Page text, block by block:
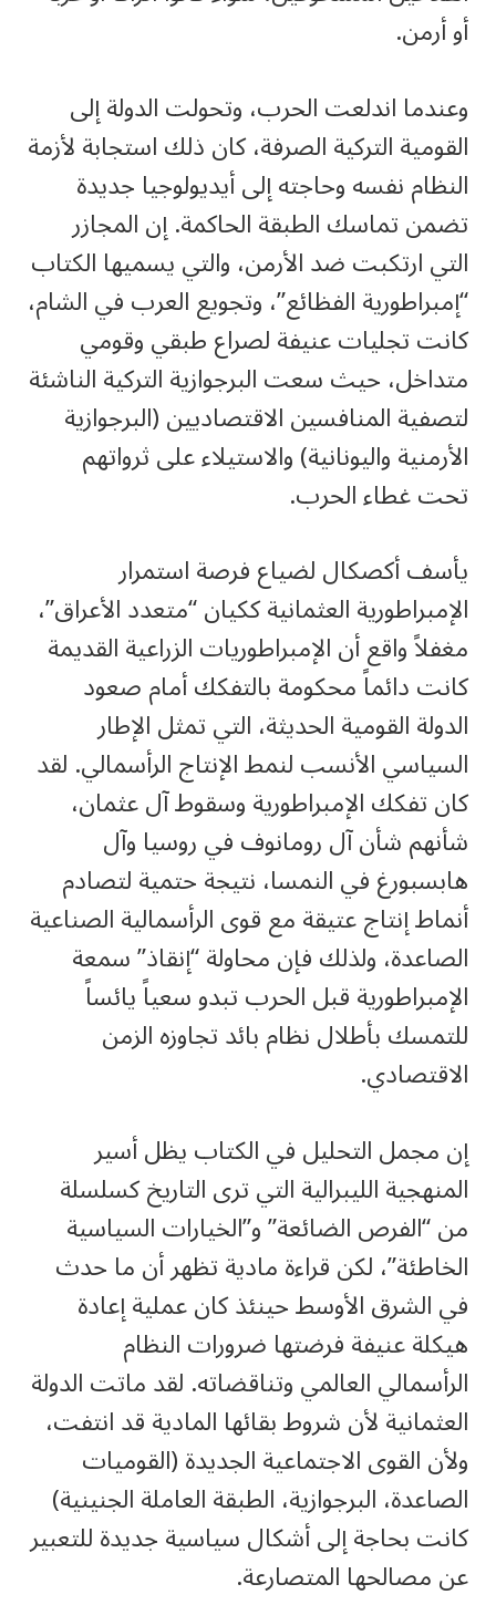
أو أرمن.
وعندما اندلعت الحرب، وتحولت الدولة إلى
القومية التركية الصرفة، كان ذلك استجابة لأزمة
النظام نفسه وحاجته إلى أيديولوجيا جديدة
تضمن تماسك الطبقة الحاكمة. إن المجازر
التي ارتكبت ضد الأرمن، والتي يسميها الكتاب
“إمبراطورية الفظائع”، وتجويع العرب في الشام،
كانت تجليات عنيفة لصراع طبقي وقومي
متداخل، حيث سعت البرجوازية التركية الناشئة
لتصفية المنافسين الاقتصاديين (البرجوازية
الأرمنية واليونانية) والاستيلاء على ثرواتهم
تحت غطاء الحرب.
يأسف أكصكال لضياع فرصة استمرار
الإمبراطورية العثمانية ككيان “متعدد الأعراق”،
مغفلاً واقع أن الإمبراطوريات الزراعية القديمة
كانت دائماً محكومة بالتفكك أمام صعود
الدولة القومية الحديثة، التي تمثل الإطار
السياسي الأنسب لنمط الإنتاج الرأسمالي. لقد
كان تفكك الإمبراطورية وسقوط آل عثمان،
شأنهم شأن آل رومانوف في روسيا وآل
هابسبورغ في النمسا، نتيجة حتمية لتصادم
أنماط إنتاج عتيقة مع قوى الرأسمالية الصناعية
الصاعدة، ولذلك فإن محاولة “إنقاذ” سمعة
الإمبراطورية قبل الحرب تبدو سعياً يائساً
للتمسك بأطلال نظام بائد تجاوزه الزمن
الاقتصادي.
إن مجمل التحليل في الكتاب يظل أسير
المنهجية الليبرالية التي ترى التاريخ كسلسلة
من “الفرص الضائعة” و”الخيارات السياسية
الخاطئة”، لكن قراءة مادية تظهر أن ما حدث
في الشرق الأوسط حينئذ كان عملية إعادة
هيكلة عنيفة فرضتها ضرورات النظام
الرأسمالي العالمي وتناقضاته. لقد ماتت الدولة
العثمانية لأن شروط بقائها المادية قد انتفت،
ولأن القوى الاجتماعية الجديدة (القوميات
الصاعدة، البرجوازية، الطبقة العاملة الجنينية)
كانت بحاجة إلى أشكال سياسية جديدة للتعبير
عن مصالحها المتصارعة.